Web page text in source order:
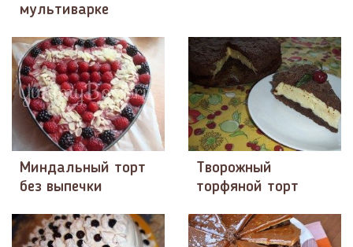
мультиварке
Миндальный торт
без выпечки
Творожный
торфяной торт